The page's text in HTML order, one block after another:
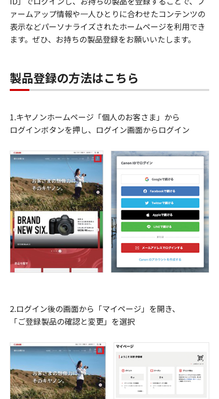
ァームアップ情報や一人ひとりに合わせたコンテンツの
表示などパーソナライズされたホームページを利用でき
ます。ぜひ、お持ちの製品登録をお願いいたします。
製品登録の方法はこちら
1.キヤノンホームページ「個人のお客さま」から
ログインボタンを押し、ログイン画面からログイン
2.ログイン後の画面から「マイページ」を開き、
「ご登録製品の確認と変更」を選択